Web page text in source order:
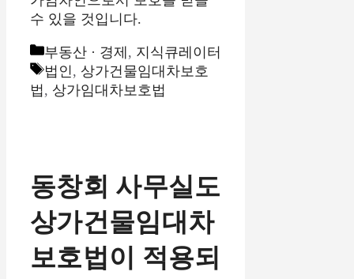
수 있을 것입니다.
카
테
고
부동산 · 경제 , 지식큐레이터
태
그
법인, 상가건물임대차보호
법 , 상가임대차보호법
동창회 사무실도
상가건물임대차
보호법이 적용되